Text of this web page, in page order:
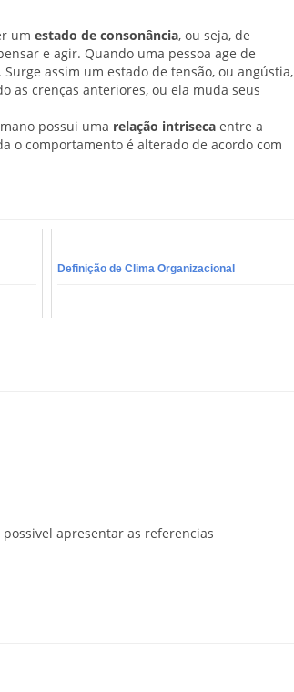
um estado de consonância, ou seja, de
e agir. Quando uma pessoa age de
. Surge assim um estado de tensão, ou angústia,
as crenças anteriores, ou ela muda seus
possui uma relação intriseca entre a
o comportamento é alterado de acordo com
Definição de Clima Organizacional
apresentar as referencias